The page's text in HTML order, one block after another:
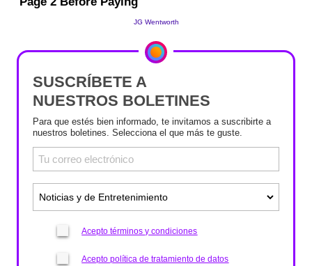
SUSCRÍBETE A
NUESTROS BOLETINES
Para que estés bien informado, te invitamos a suscribirte a
nuestros boletines. Selecciona el que más te guste.
Acepto términos y condiciones
Acepto política de tratamiento de datos